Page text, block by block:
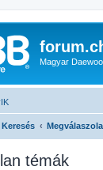
Magyar
Keresés
témák